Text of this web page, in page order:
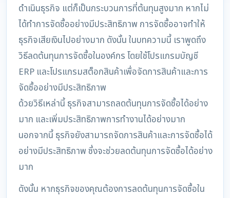
ดำเนินธุรกิจ แต่ก็เป็นกระบวนการที่ต้นทุนสูงมาก หากไม่
ได้ทำการจัดซื้ออย่างมีประสิทธิภาพ การจัดซื้ออาจทำให้
ธุรกิจเสียเงินไปอย่างมาก ดังนั้น ในบทความนี้ เราพูดถึง
วิธีลดต้นทุนการจัดซื้อในองค์กร โดยใช้โปรแกรมบัญชี
ERP และโปรแกรมสต็อกสินค้าเพื่อจัดการสินค้าและการ
จัดซื้ออย่างมีประสิทธิภาพ
ด้วยวิธีเหล่านี้ ธุรกิจสามารถลดต้นทุนการจัดซื้อได้อย่าง
มาก และเพิ่มประสิทธิภาพการทำงานได้อย่างมาก
นอกจากนี้ ธุรกิจยังสามารถจัดการสินค้าและการจัดซื้อได้
อย่างมีประสิทธิภาพ ซึ่งจะช่วยลดต้นทุนการจัดซื้อได้อย่าง
มาก
ดังนั้น หากธุรกิจของคุณต้องการลดต้นทุนการจัดซื้อใน